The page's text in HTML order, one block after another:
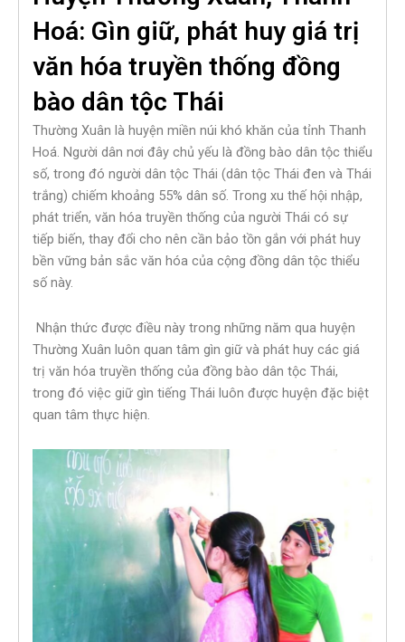
Hoá: Gìn giữ, phát huy giá trị
văn hóa truyền thống đồng
bào dân tộc Thái
Thường Xuân là huyện miền núi khó khăn của tỉnh Thanh
Hoá. Người dân nơi đây chủ yếu là đồng bào dân tộc thiểu
số, trong đó người dân tộc Thái (dân tộc Thái đen và Thái
trắng) chiếm khoảng 55% dân số. Trong xu thế hội nhập,
phát triển, văn hóa truyền thống của người Thái có sự
tiếp biến, thay đổi cho nên cần bảo tồn gắn với phát huy
bền vững bản sắc văn hóa của cộng đồng dân tộc thiểu
số này.
Nhận thức được điều này trong những năm qua huyện
Thường Xuân luôn quan tâm gìn giữ và phát huy các giá
trị văn hóa truyền thống của đồng bào dân tộc Thái,
trong đó việc giữ gìn tiếng Thái luôn được huyện đặc biệt
quan tâm thực hiện.